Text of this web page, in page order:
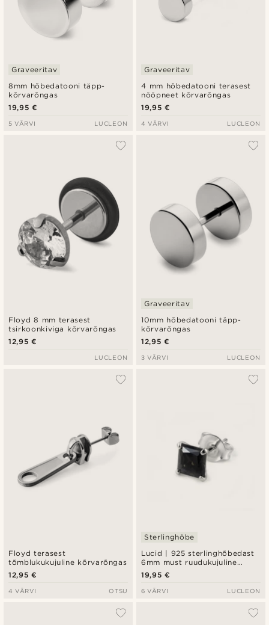
8mm hõbedatooni täpp-
kõrvarõngas
Graveeritav
19,95 €
5 VÄRVI LUCLEON
4 mm hõbedatooni terasest
nööpneet kõrvarõngas
Graveeritav
19,95 €
4 VÄRVI LUCLEON
Floyd 8 mm terasest
tsirkoonkiviga kõrvarõngas
12,95 €
LUCLEON
10mm hõbedatooni täpp-
kõrvarõngas
Graveeritav
12,95 €
3 VÄRVI LUCLEON
Floyd terasest
tõmblukukujuline kõrvarõngas
12,95 €
4 VÄRVI OTSU
Lucid | 925 sterlinghõbedast
6mm must ruudukujuline
tsirkooniumiga kõrvarõngas
Sterlinghõbe
19,95 €
6 VÄRVI LUCLEON